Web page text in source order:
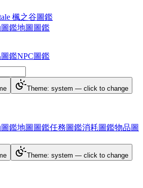
楓之谷圖鑑
鑑地圖圖鑑
鑑NPC圖鑑
Theme: system — click to change
鑑地圖圖鑑任務圖鑑消耗圖鑑物品圖
Theme: system — click to change